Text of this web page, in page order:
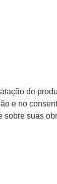
de
e no
sobre suas